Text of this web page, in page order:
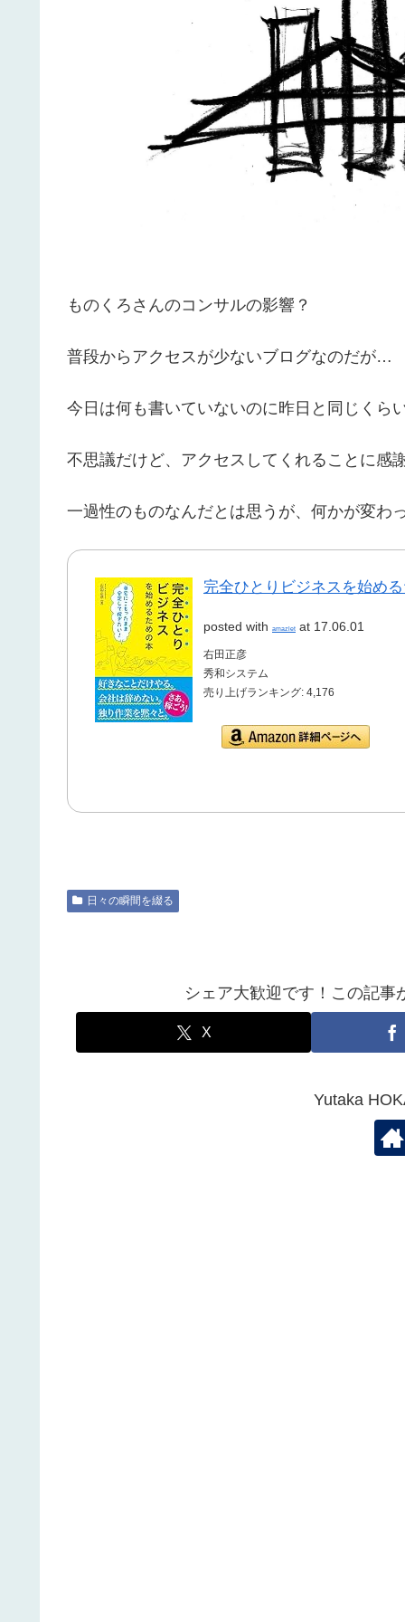
ものくろさんのコンサルの影響？
普段からアクセスが少ないブログなのだが…
今日は何も書いていないのに昨日と同じくら
不思議だけど、アクセスしてくれることに感
一過性のものなんだとは思うが、何かが変わ
完全ひとりビジネスを始め
posted with amazlet at 17.06.01
右田正彦
秀和システム
売り上げランキング: 4,176
日々の瞬間を綴る
シェア大歓迎です！この記事
X
Yutaka